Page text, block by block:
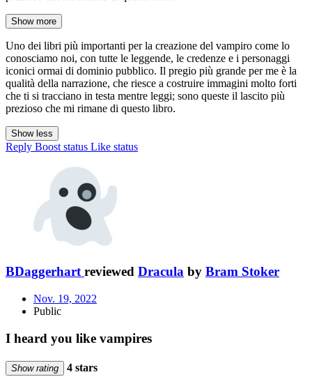
Show more
Uno dei libri più importanti per la creazione del vampiro come lo
conosciamo noi, con tutte le leggende, le credenze e i personaggi
iconici ormai di dominio pubblico. Il pregio più grande per me è la
qualità della narrazione, che riesce a costruire immagini molto forti
che ti si tracciano in testa mentre leggi; sono queste il lascito più
prezioso che mi rimane di questo libro.
Show less
Reply Boost status Like status
BDaggerhart reviewed Dracula by Bram Stoker
Nov. 19, 2022
Public
I heard you like vampires
Show rating 4 stars